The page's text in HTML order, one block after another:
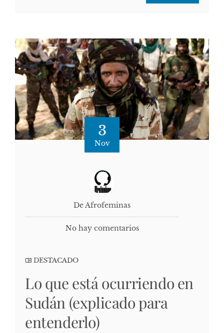
3
Nov
De Afrofeminas
No hay comentarios
DESTACADO
Lo que está ocurriendo en
Sudán (explicado para
entenderlo)